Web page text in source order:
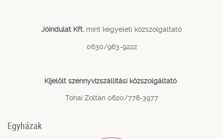
Jóindulat Kft. mint kegyeleti közszolgáltató
0630/963-9222
Kijelölt szennyvízszállítási közszolgáltató
Tohai Zoltán 0620/778-3977
Egyházak